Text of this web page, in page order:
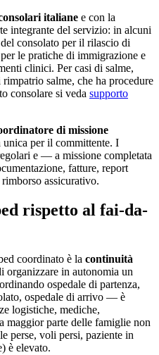
italiane e con la
integrante del servizio: in alcuni
consolato per il rilascio di
le pratiche di immigrazione e
clinici. Per casi di salme,
salme, che ha procedure
consolare si veda supporto
di missione
unica per il committente. I
e — a missione completata
fatture, report
assicurativo.
rispetto al fai-da-
coordinato è la continuità
organizzare in autonomia un
ospedale di partenza,
ospedale di arrivo — è
logistiche, mediche,
maggior parte delle famiglie non
perse, voli persi, paziente in
è elevato.